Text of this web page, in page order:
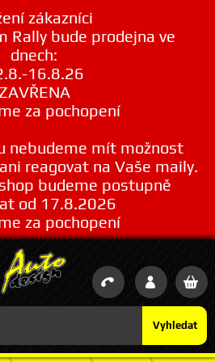
zákazníci
Rally bude prodejna ve
dnech:
16.8.26
ZAVŘENA
za pochopení
nebudeme mít možnost
reagovat na Vaše maily.
budeme postupně
od 17.8.2026
za pochopení
Vyhledat